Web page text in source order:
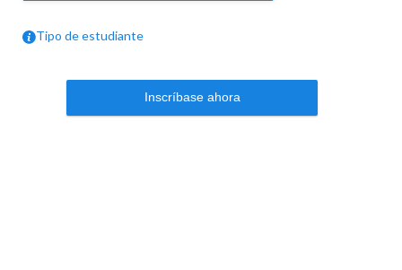
Tipo de estudiante